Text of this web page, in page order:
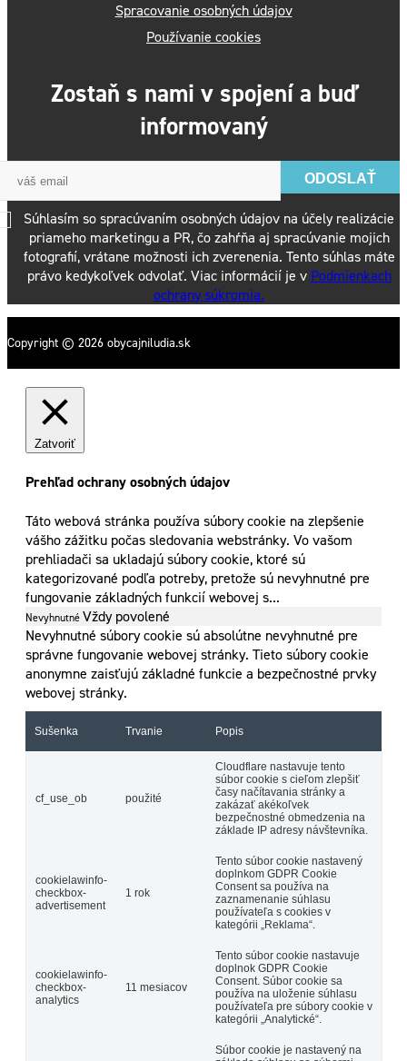
Spracovanie osobných údajov
Používanie cookies
Zostaň s nami v spojení a buď
informovaný
ODOSLAŤ
Súhlasím so spracúvaním osobných údajov na účely realizácie
priameho marketingu a PR, čo zahŕňa aj spracúvanie mojich
fotografií, vrátane možnosti ich zverenenia. Tento súhlas máte
právo kedykoľvek odvolať. Viac informácií je v Podmienkach
ochrany súkromia.
Copyright © 2026 obycajniludia.sk
Zatvoriť
Prehľad ochrany osobných údajov
Táto webová stránka používa súbory cookie na zlepšenie
vášho zážitku počas sledovania webstránky. Vo vašom
prehliadači sa ukladajú súbory cookie, ktoré sú
kategorizované podľa potreby, pretože sú nevyhnutné pre
fungovanie základných funkcií webovej s...
NevyhnutnéVždy povolené
Nevyhnutné súbory cookie sú absolútne nevyhnutné pre
správne fungovanie webovej stránky. Tieto súbory cookie
anonymne zaisťujú základné funkcie a bezpečnostné prvky
webovej stránky.
Sušenka Trvanie Popis
cf_use_ob použité
Cloudflare nastavuje tento
súbor cookie s cieľom zlepšiť
časy načítavania stránky a
zakázať akékoľvek
bezpečnostné obmedzenia na
základe IP adresy návštevníka.
cookielawinfo-
checkbox-
advertisement
1 rok
Tento súbor cookie nastavený
doplnkom GDPR Cookie
Consent sa používa na
zaznamenanie súhlasu
používateľa s cookies v
kategórii „Reklama“.
cookielawinfo-
checkbox-
analytics
11 mesiacov
Tento súbor cookie nastavuje
doplnok GDPR Cookie
Consent. Súbor cookie sa
používa na uloženie súhlasu
používateľa pre súbory cookie v
kategórii „Analytické“.
Súbor cookie je nastavený na